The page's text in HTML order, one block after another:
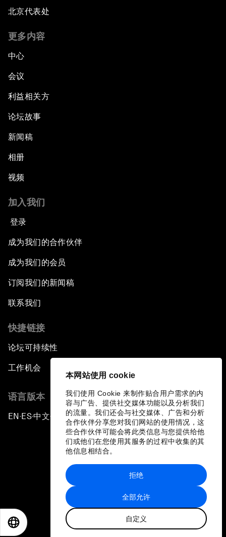
本网站使用 cookie
我们使用 Cookie 来制作贴合用户需求的内
容与广告、提供社交媒体功能以及分析我们
的流量。我们还会与社交媒体、广告和分析
合作伙伴分享您对我们网站的使用情况，这
些合作伙伴可能会将此类信息与您提供给他
们或他们在您使用其服务的过程中收集的其
他信息相结合。
全部允许
自定义
拒绝
北京代表处
更多内容
中心
会议
利益相关方
论坛故事
新闻稿
相册
视频
加入我们
登录
成为我们的合作伙伴
成为我们的会员
订阅我们的新闻稿
联系我们
快捷链接
论坛可持续性
工作机会
语言版本
EN ▪ES▪中文▪ 日本語
站点地图
世界经济论坛